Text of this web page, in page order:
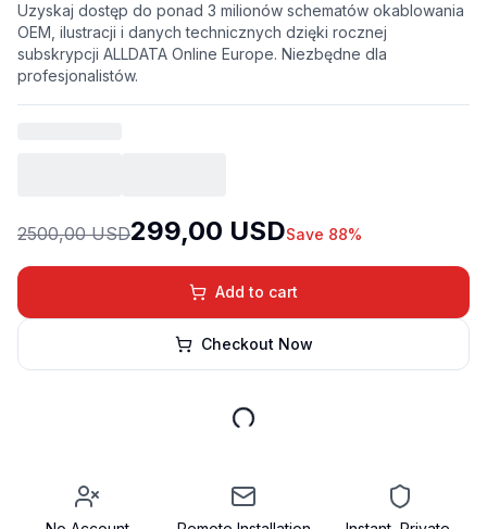
Uzyskaj dostęp do ponad 3 milionów schematów okablowania
OEM, ilustracji i danych technicznych dzięki rocznej
subskrypcji ALLDATA Online Europe. Niezbędne dla
profesjonalistów.
2500,00 USD299,00 USDSave 88%
Add to cart
Checkout Now